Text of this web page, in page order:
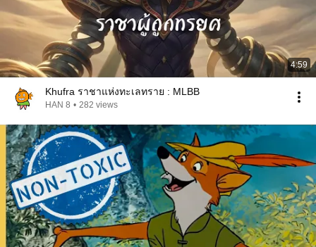
4:59
Khufra ราชาแห่งทะเลทราย : MLBB
HAN 8 • 282 views